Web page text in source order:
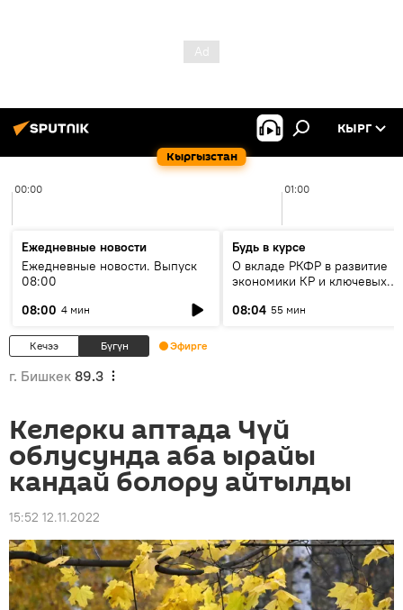
Кыргызстан
КЫРГ
00:00 01:00
Ежедневные новости
Ежедневные новости. Выпуск
08:00
08:00 4 мин
Будь в курсе
О вкладе РКФР в развитие
экономики КР и ключевых
08:04 55 мин
Кечээ Бүгүн Эфирге
г. Бишкек 89.3
Келерки аптада Чүй
облусунда аба ырайы
кандай болору айтылды
15:52 12.11.2022